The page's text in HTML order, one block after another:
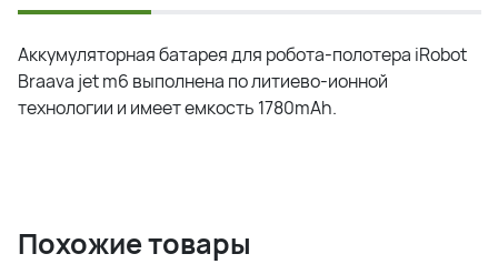
Аккумуляторная батарея для робота-полотера iRobot
Braava jet m6 выполнена по литиево-ионной
технологии и имеет емкость 1780mAh.
Похожие товары